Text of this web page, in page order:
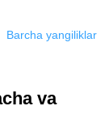
Barcha yangiliklar
va